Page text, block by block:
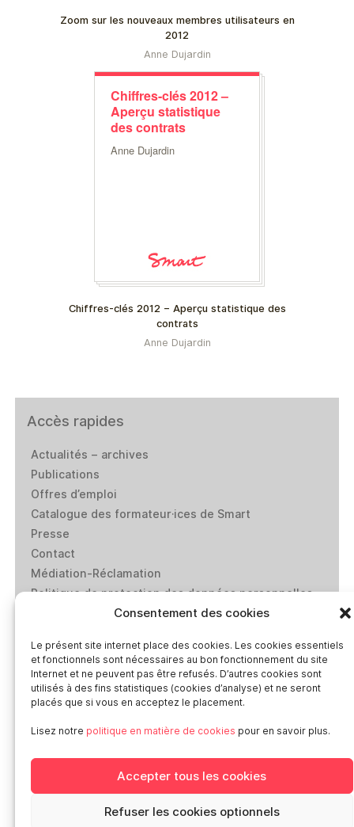
Consentement des cookies
Le présent site internet place des cookies. Les cookies essentiels
et fonctionnels sont nécessaires au bon fonctionnement du site
Internet et ne peuvent pas être refusés. D’autres cookies sont
utilisés à des fins statistiques (cookies d’analyse) et ne seront
placés que si vous en acceptez le placement.
Lisez notre politique en matière de cookies pour en savoir plus.
Accepter tous les cookies
Refuser les cookies optionnels
Zoom sur les nouveaux membres utilisateurs en
2012
Anne Dujardin
Chiffres-clés 2012 –
Aperçu statistique
des contrats
Anne Dujardin
Chiffres-clés 2012 – Aperçu statistique des
contrats
Anne Dujardin
Accès rapides
Actualités – archives
Publications
Offres d’emploi
Catalogue des formateur·ices de Smart
Presse
Contact
Médiation-Réclamation
Politique de protection des données personnelles
Mentions légales
Réseaux sociaux
Smart en Europe